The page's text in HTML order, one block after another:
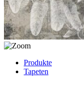
Produkte
Tapeten